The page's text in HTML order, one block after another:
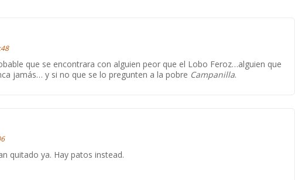
que se encontrara con alguien peor que el Lobo Feroz…alguien que
jamás… y si no que se lo pregunten a la pobre Campanilla.
quitado ya. Hay patos instead.